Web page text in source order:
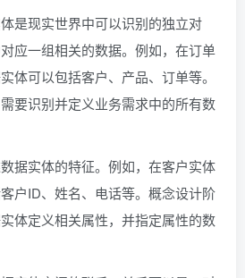
是现实世界中可以识别的独立对
应一组相关的数据。例如，在订单
体可以包括客户、产品、订单等。
要识别并定义业务需求中的所有数
据实体的特征。例如，在客户实体
户ID、姓名、电话等。概念设计阶
体定义相关属性，并指定属性的数